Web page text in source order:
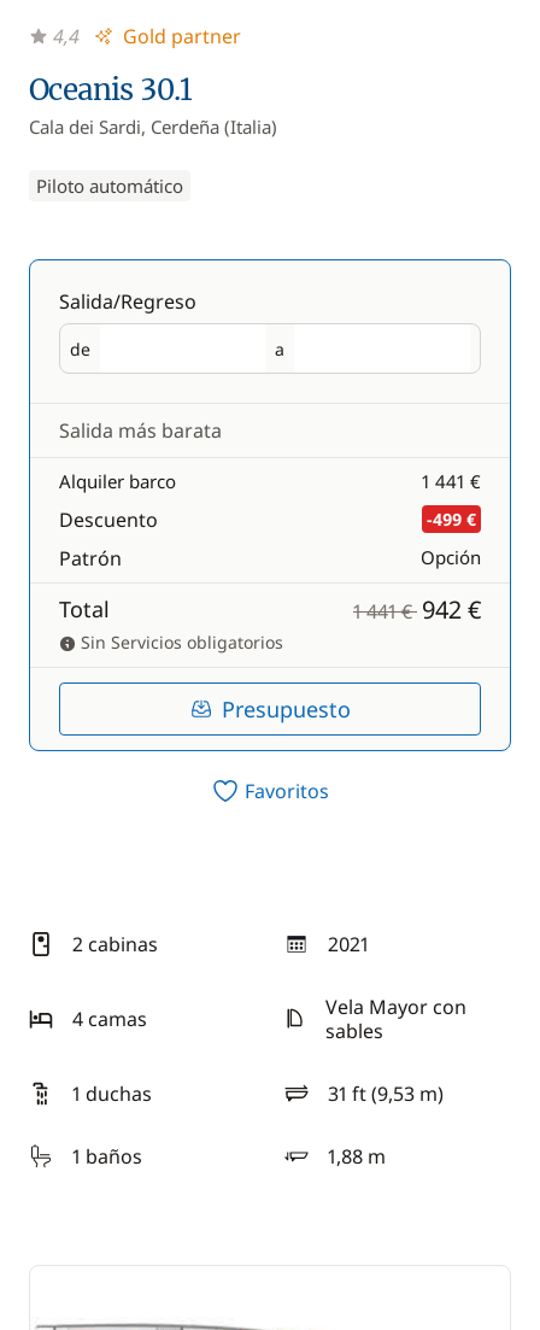
Oceanis 30.1
Cala dei Sardi, Cerdeña (Italia)
Piloto automático
4,4 Gold partner
Salida/Regreso
de
Salida a
Regreso
Salida más barata
Alquiler barco 1 441 €
Descuento -499 €
Patrón Opción
Total 1 441 € 942 €
Sin Servicios obligatorios
Presupuesto
Favoritos
2 cabinas 2021
año
4 camas
Vela Mayor con
sables
1 duchas 31 ft (9,53 m)
eslora
1 baños
1,88 m
calado